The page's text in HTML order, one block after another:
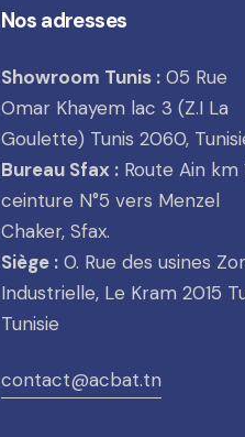
Nos adresses
Showroom Tunis :05 Rue
Omar Khayem lac 3 (Z.I La
Goulette) Tunis 2060,
Bureau Sfax :Route Ain km
ceinture N°5 vers Menzel
Chaker, Sfax.
Siège :0. Rue des usines
Industrielle, Le Kram 2015
Tunisie
contact@acbat.tn